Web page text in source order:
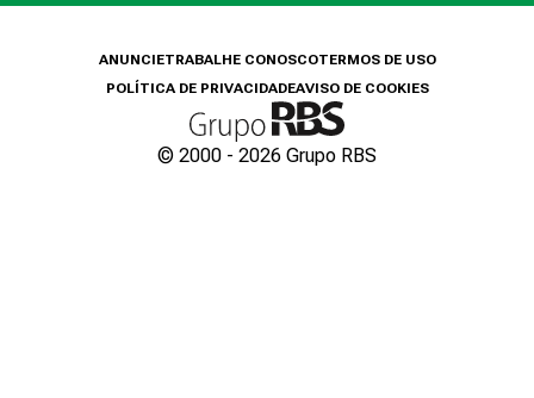
ANUNCIETRABALHE CONOSCOTERMOS DE USO
POLÍTICA DE PRIVACIDADEAVISO DE COOKIES
© 2000 - 2026 Grupo RBS